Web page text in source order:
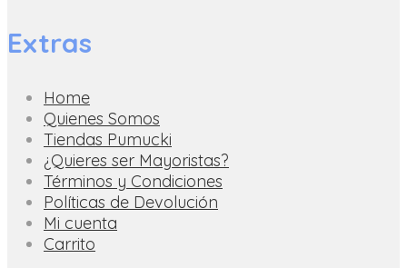
Extras
Home
Quienes Somos
Tiendas Pumucki
¿Quieres ser Mayoristas?
Términos y Condiciones
Políticas de Devolución
Mi cuenta
Carrito